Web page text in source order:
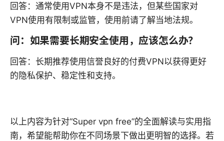
回答：通常使用VPN本身不是违法，但某些国家对
VPN使用有限制或监管，使用前请了解当地法规。
问：如果需要长期安全使用，应该怎么办？
回答：长期推荐使用信誉良好的付费VPN以获得更好
的隐私保护、稳定性和支持。
以上内容为针对“Super vpn free”的全面解读与实用指
南，希望能帮助你在不同场景下做出更明智的选择。若